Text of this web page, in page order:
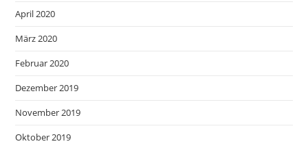
April 2020
März 2020
Februar 2020
Dezember 2019
November 2019
Oktober 2019